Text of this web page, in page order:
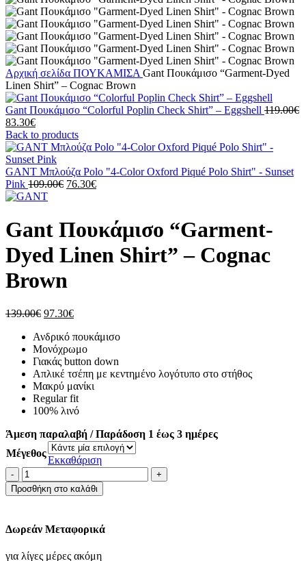
Αρχική σελίδα ΠΟΥΚΑΜΙΣΑ Gant Πουκάμισο “Garment-Dyed
Linen Shirt” – Cognac Brown
Gant Πουκάμισο “Colorful Poplin Check Shirt” – Eggshell 119.00€
Original
price
was:
119.00€.
83.30€Η
τρέχουσα
τιμή
είναι:
83.30€.
Back to products
GANT Μπλούζα Polo "4-Color Oxford Piqué Polo Shirt" - Sunset
Pink 109.00€ Original
109.00€.
76.30€Η
είναι:
76.30€.
Gant Πουκάμισο “Garment-
Dyed Linen Shirt” – Cognac
Brown
139.00€ Original
was:
139.00€.
97.30€Η
τιμή
είναι:
97.30€.
Ανδρικό πουκάμισο
Μονόχρωμο
Γιακάς button down
Απλικέ τσέπη με κεντημένο λογότυπο στο στήθος
Μακρύ μανίκι
Regular fit
100% λινό
Άμεση παραλαβή / Παράδοση 1 έως 3 ημέρες
Μέγεθος
Εκκαθάριση
Gant
Πουκάμισο
"Garment-
Linen
Shirt"
Προσθήκη στο καλάθι
Δωρεάν Μεταφορικά
για λίγες μέρες ακόμη